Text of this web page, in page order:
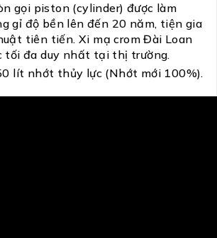
gọi piston (cylinder) được làm
gỉ độ bền lên đến 20 năm, tiện gia
tiên tiến. Xi mạ crom Đài Loan
tối đa duy nhất tại thị trường.
lít nhớt thủy lực (Nhớt mới 100%).